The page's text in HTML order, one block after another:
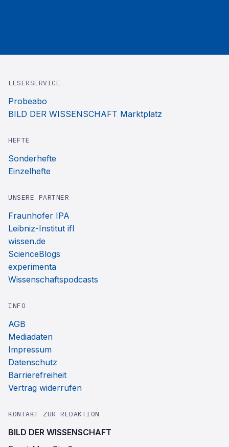
LESERSERVICE
Probeabo
BILD DER WISSENSCHAFT Marktplatz
HEFTE
Sonderhefte
Einzelhefte
UNSERE PARTNER
Fraunhofer IPA
Leibniz-Institut ifl
wissen.de
ScienceBlogs
experimenta
Wissenschaftspodcasts
INFO
AGB
Mediadaten
Impressum
Datenschutz
Barrierefreiheit
Vertrag widerrufen
KONTAKT ZUR REDAKTION
BILD DER WISSENSCHAFT